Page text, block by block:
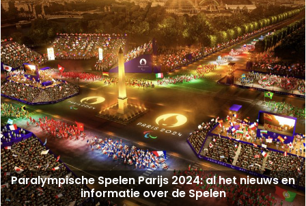
Paralympische Spelen Parijs 2024: al het nieuws en
informatie over de Spelen